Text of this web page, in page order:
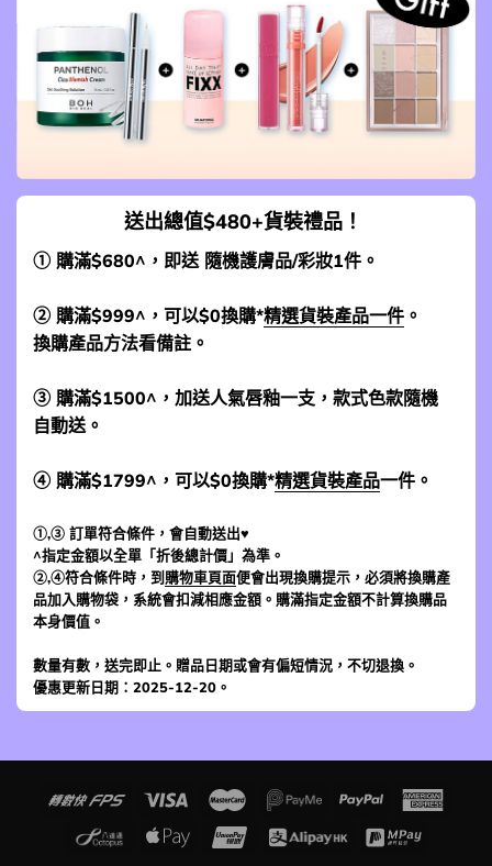
送出總值$480+貨裝禮品！
① 購滿$680^，即送 隨機護膚品/彩妝1件。
② 購滿$999^，可以$0換購*精選貨裝產品一件 。
換購產品方法看備註。
③ 購滿$1500^，加送人氣唇釉一支，款式色款隨機
自動送。
④ 購滿$1799^，可以$0換購*精選貨裝產品一件。
①,③ 訂單符合條件，會自動送出♥
^指定金額以全單「折後總計價」為準。
②,④符合條件時，到 購物車頁面便會出現換購提示，必須將換購產
品加入購物袋，系統會扣減相應金額。購滿指定金額不計算換購品
本身價值。
數量有數，送完即止。贈品日期或會有偏短情況，不切退換。
優惠更新日期：2025-12-20。